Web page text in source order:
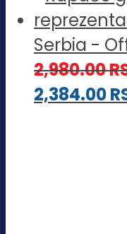
Serbia -
2,980.00
2,384.00